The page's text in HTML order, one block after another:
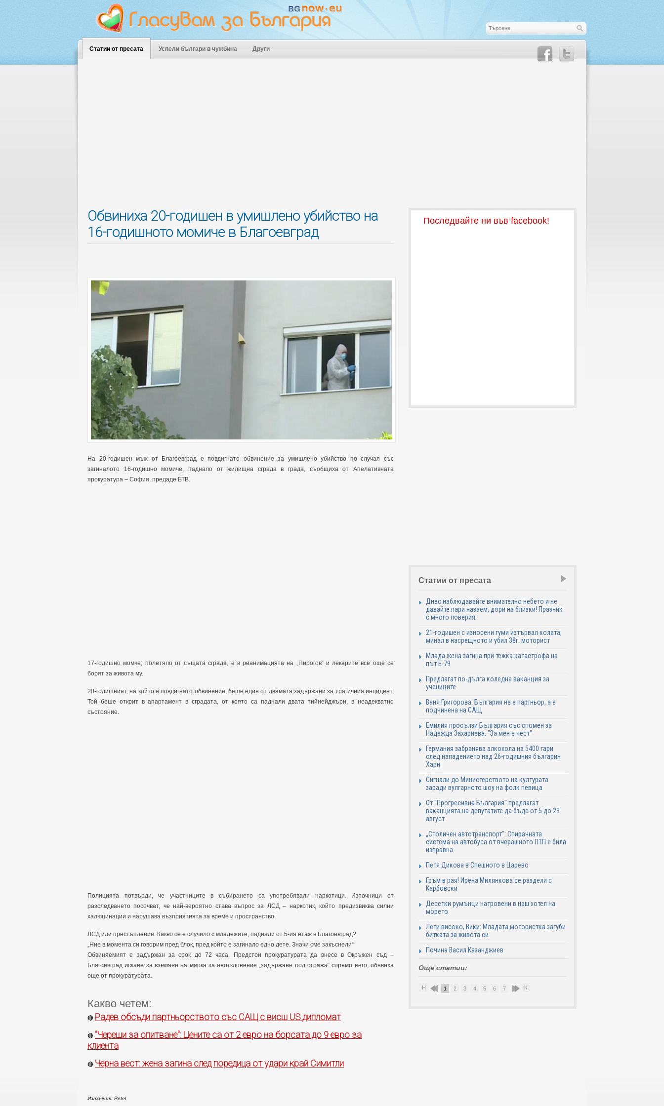
Статии от пресата Успели българи в чужбина Други
Обвиниха 20-годишен в умишлено убийство на
16-годишното момиче в Благоевград
На 20-годишен мъж от Благоевград е повдигнато обвинение за умишлено убийство по случая със
загиналото 16-годишно момиче, паднало от жилищна сграда в града, съобщиха от Апелативната
прокуратура – София, предаде БТВ.
17-годишно момче, полетяло от същата сграда, е в реанимацията на „Пирогов“ и лекарите все още се
борят за живота му.
20-годишният, на който е повдигнато обвинение, беше един от двамата задържани за трагичния инцидент.
Той беше открит в апартамент в сградата, от която са паднали двата тийнейджъри, в неадекватно
състояние.
Полицията потвърди, че участниците в събирането са употребявали наркотици. Източници от
разследването посочват, че най-вероятно става въпрос за ЛСД – наркотик, който предизвиква силни
халюцинации и нарушава възприятията за време и пространство.
ЛСД или престъпление: Какво се е случило с младежите, паднали от 5-ия етаж в Благоевград?
„Ние в момента си говорим пред блок, пред който е загинало едно дете. Значи сме закъснели“
Обвиняемият е задържан за срок до 72 часа. Предстои прокуратурата да внесе в Окръжен съд –
Благоевград искане за вземане на мярка за неотклонение „задържане под стража“ спрямо него, обявиха
още от прокуратурата.
Какво четем:
🔴 Радев обсъди партньорството със САЩ с висш US дипломат
🔴 "Череши за опитване": Цените са от 2 евро на борсата до 9 евро за
клиента
🔴 Черна вест: жена загина след поредица от удари край Симитли
Източник: Petel
Последвайте ни във facebook!
Статии от пресата
Днес наблюдавайте внимателно небето и не
давайте пари назаем, дори на близки! Празник
с много поверия:
21-годишен с износени гуми изтървал колата,
минал в насрещното и убил 38г. моторист
Млада жена загина при тежка катастрофа на
път Е-79
Предлагат по-дълга коледна ваканция за
учениците
Ваня Григорова: България не е партньор, а е
подчинена на САЩ
Емилия просълзи България със спомен за
Надежда Захариева: "За мен е чест"
Германия забранява алкохола на 5400 гари
след нападението над 26-годишния българин
Хари
Сигнали до Министерството на културата
заради вулгарното шоу на фолк певица
От "Прогресивна България" предлагат
ваканцията на депутатите да бъде от 5 до 23
август
„Столичен автотранспорт": Спирачната
система на автобуса от вчерашното ПТП е била
изправна
Петя Дикова в Спешното в Царево
Гръм в рая! Ирена Милянкова се раздели с
Карбовски
Десетки румънци натровени в наш хотел на
морето
Лети високо, Вики: Младата мотористка загуби
битката за живота си
Почина Васил Казанджиев
Още статии:
Н 1 2 3 4 5 6 7 8 9К